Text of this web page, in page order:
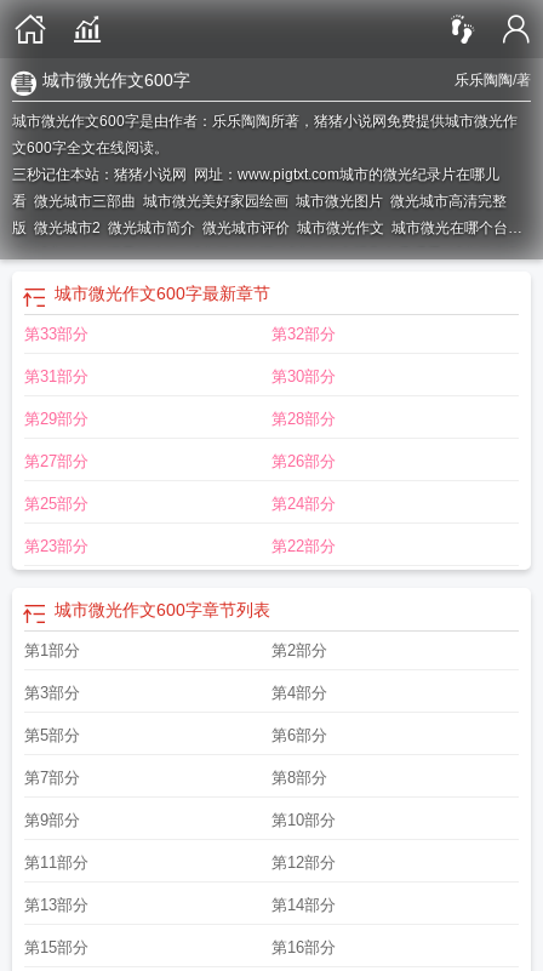
乐乐陶陶/著
城市微光作文600字
城市微光作文600字是由作者：乐乐陶陶所著，猪猪小说网免费提供城市微光作
文600字全文在线阅读。
三秒记住本站：猪猪小说网 网址：www.pigtxt.com城市的微光纪录片在哪儿
看 微光城市三部曲 城市微光美好家园绘画 城市微光图片 微光城市高清完整
版 微光城市2 微光城市简介 微光城市评价 城市微光作文 城市微光在哪个台播
出城市微光歌词是什么歌城市微光歌词城市微光电视剧免费观看城市微光作
文600字 城市微光作文不少于600字 城市微光这首歌表达什么意思
文600
完整版城市微光剧场 城市微光作文800字记叙文
曲含义城市微光什么时候播出 微光城市系列城市微光下的奋斗身影作文
微光电视剧免费观看闫妮主演的
城市微光电视剧免费播放
一集城市里的微光 城市微光电视剧在哪个台播出
视剧什么时候播出
城市微光什么意思
城市微光作文600字最新章节
第33部分 第32部分
第31部分 第30部分
第29部分 第28部分
第27部分 第26部分
第25部分 第24部分
第23部分 第22部分
城市微光作文600字章节列表
第1部分 第2部分
第3部分 第4部分
第5部分 第6部分
第7部分 第8部分
第9部分 第10部分
第11部分 第12部分
第13部分 第14部分
第15部分 第16部分